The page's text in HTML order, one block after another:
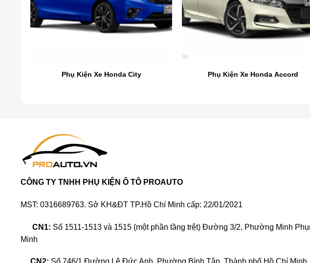
Vì sao nên nâng cấp phụ kiện đồ chơi xe KIA
Nâng cấp phụ kiện cho KIA Sportage 2025 không chỉ làm tăng vẻ ngoài ấn
bạn nên trang bị những phụ kiện độc đáo cho KIA Sportage 2025:
Tối ưu hóa hiệu suất từ hệ thống xả kép Muffler mạnh mẽ đến nắp tản
Các phụ kiện như camera hành trình, màn hình Android và các tính
ngắn hay dài.
Bảo vệ toàn diện cho xe với phim cách nhiệt cao cấp và lớp phủ bảo vệ
bạn và gia đình.
Phụ Kiện Xe Honda City Phụ Kiện Xe Honda Accord
CÔNG TY TNHH PHỤ KIỆN Ô TÔ PROAUTO
MST: 0316689763. Sở KH&ĐT TP.Hồ Chí Minh cấp: 22/01/2021
CN1: Số 1511-1513 và 1515 (một phần tầng trệt) Đường 3/2, Phường Minh
Minh